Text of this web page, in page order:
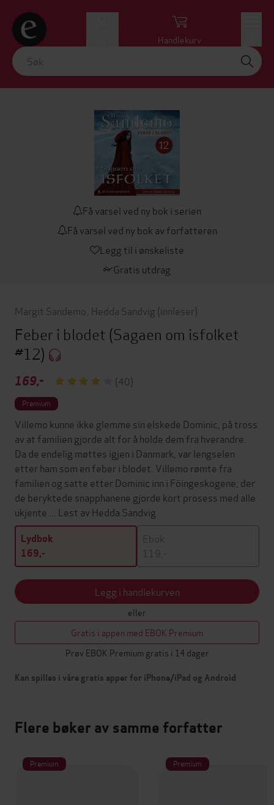
Handlekurv
Få varsel ved ny bok i serien
Få varsel ved ny bok av forfatteren
Legg til i ønskeliste
Gratis utdrag
Margit Sandemo Hedda Sandvig (innleser)
Feber i blodet (Sagaen om isfolket
#12)
169,- (40)
Premium
Villemo kunne ikke glemme sin elskede Dominic, på tross
av at familien gjorde alt for å holde dem fra hverandre.
Da de endelig møttes igjen i Danmark, var lengselen
etter ham som en feber i blodet. Villemo rømte fra
familien og satte etter Dominic inn i Föingeskogene, der
de beryktede snapphanene gjorde kort prosess med alle
ukjente ... Lest av Hedda Sandvig
Lydbok
169,-
Ebok
119,-
Legg i handlekurven
eller
Gratis i appen med EBOK Premium
Prøv EBOK Premium gratis i 14 dager
Kan spilles i våre gratis apper for iPhone/iPad og Android
Flere bøker av samme forfatter
Premium Premium